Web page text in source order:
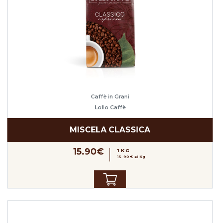
Caffè in Grani
Lollo Caffè
MISCELA CLASSICA
15.90€ 1 KG
15.90 € al Kg